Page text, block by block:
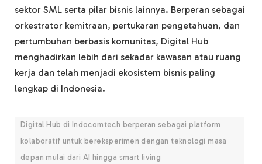
sektor SML serta pilar bisnis lainnya. Berperan sebagai
orkestrator kemitraan, pertukaran pengetahuan, dan
pertumbuhan berbasis komunitas, Digital Hub
menghadirkan lebih dari sekadar kawasan atau ruang
kerja dan telah menjadi ekosistem bisnis paling
lengkap di Indonesia.
Digital Hub di Indocomtech berperan sebagai platform
kolaboratif untuk bereksperimen dengan teknologi masa
depan mulai dari AI hingga smart living